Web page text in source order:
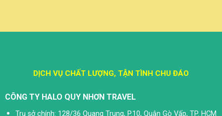
DỊCH VỤ CHẤT LƯỢNG, TẬN TÌNH CHU ĐÁO
CÔNG TY HALO QUY NHƠN TRAVEL
Trụ sở chính: 128/36 Quang Trung, P.10, Quận Gò Vấp, TP. HCM